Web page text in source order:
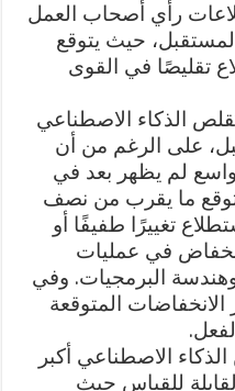
استطلاعات رأي أصحاب العمل
حيث يتوقع
تقليصًا في القوى
الذكاء الاصطناعي
على الرغم من أن
لم يظهر بعد في
وتوقع ما يقرب من نصف
تغييرًا طفيفًا أو
في عمليات
البرمجيات. وفي
الانخفاضات المتوقعة
الاصطناعي أكبر
للقياس حيث